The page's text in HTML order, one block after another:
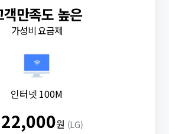
객만족도 높은
가성비 요금제
인터넷 100M
22,000원 (LG)